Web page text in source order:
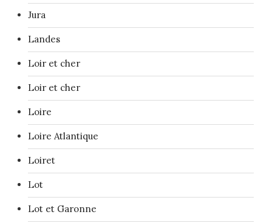
Jura
Landes
Loir et cher
Loir et cher
Loire
Loire Atlantique
Loiret
Lot
Lot et Garonne